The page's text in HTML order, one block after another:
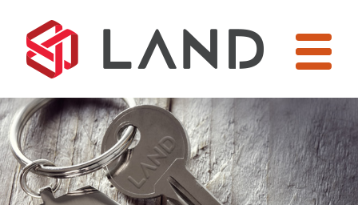
conteúdo